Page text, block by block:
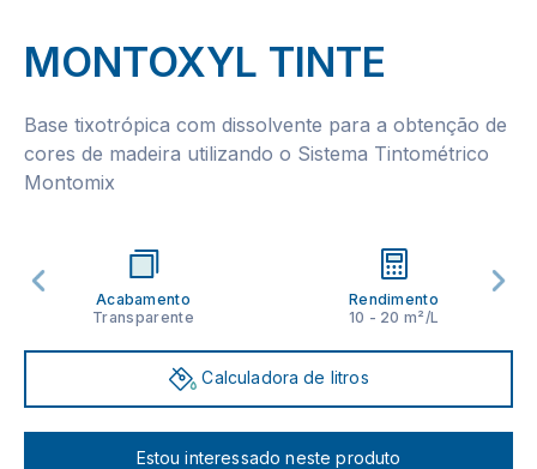
MONTOXYL TINTE
Base tixotrópica com dissolvente para a obtenção de
cores de madeira utilizando o Sistema Tintométrico
Montomix
Acabamento
Transparente
Rendimento
10 - 20 m²/L
Calculadora de litros
Estou interessado neste produto